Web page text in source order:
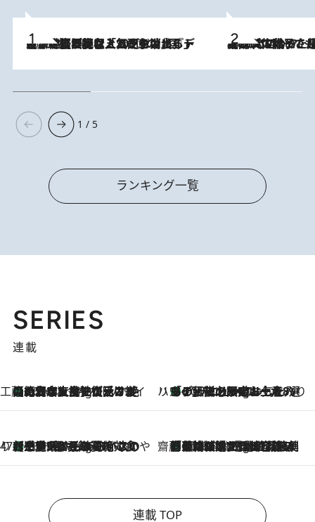
2026.8.5
【なぜ吉沢亮は「気配を消せる」のか？】興行収入208億の『国宝』を経て挑むミュージカル『ディア・エヴァン・ハンセン』。トップ俳優が舞台上でさらけ出した“孤独”とは 2026.8.5
【阿川佐和子さんの年とる力】なぜ70代で始めた趣味は“こんなに楽しい”のか？ ピアノ、俳句…スランプに陥っても続けられる“ある秘訣”とは
1 / 5
ランキング一覧
SERIES
連載
工藤まやのおもてなしハワイ
10 Hours Ago
【ハワイ土産】ローカルの絶大な支持で復活！ 絶品の幻クッキー《元ファンの日本人女性が受け継いだ名店》 ハワイ賢者 リサのお気に入りリスト10 Hours Ago
あの伝説の限定トートも！ リニューアルした「ディーン＆デルーカ ハワイ」で必須のお土産8選
47都道府県の手みやげ ひんやりスイーツで夏を満喫
10 Hours Ago
【三重県】この夏絶対食べたい 冷やしておいしいおやつ3選 お餅×アイスの新感覚スイーツ 齋藤 薫 美容脳ルネサンス
10 Hours Ago
「荷物が増えるほど旅ストレスは増す」美容ジャーナリストがたどり着いた最終結論。“化粧品を劇的に減らす”感動の凝縮美容とは
連載 TOP